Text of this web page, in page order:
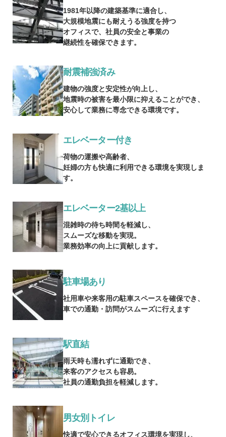
1981年以降の建築基準に適合し、
大規模地震にも耐えうる強度を持つ
オフィスで、社員の安全と事業の
継続性を確保できます。
耐震補強済み
建物の強度と安定性が向上し、
地震時の被害を最小限に抑えることができ、
安心して業務に専念できる環境です。
エレベーター付き
荷物の運搬や高齢者、
妊婦の方も快適に利用できる環境を実現しま
す。
エレベーター2基以上
混雑時の待ち時間を軽減し、
スムーズな移動を実現。
業務効率の向上に貢献します。
駐車場あり
社用車や来客用の駐車スペースを確保でき、
車での通勤・訪問がスムーズに行えます
駅直結
雨天時も濡れずに通勤でき、
来客のアクセスも容易。
社員の通勤負担を軽減します。
男女別トイレ
快適で安心できるオフィス環境を実現し、